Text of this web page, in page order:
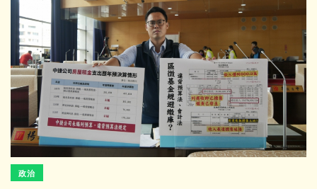
政治